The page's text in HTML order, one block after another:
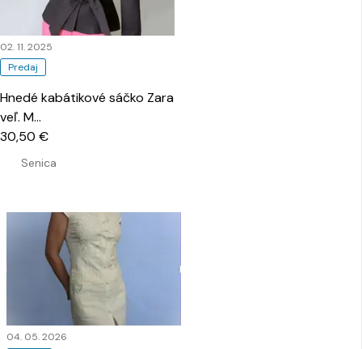
Predaj
02. 11. 2025
Hnedé kabátikové sáčko Zara
veľ. M…
Senica
30,50 €
04. 05. 2026